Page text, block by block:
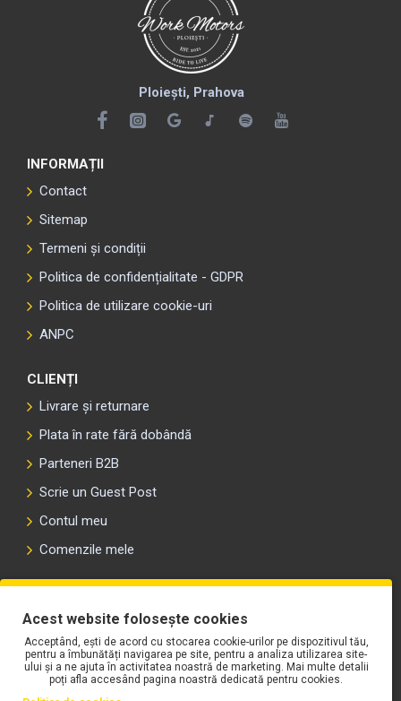
Ploiești, Prahova
INFORMAȚII
Contact
Sitemap
Termeni și condiții
Politica de confidențialitate - GDPR
Politica de utilizare cookie-uri
ANPC
CLIENȚI
Livrare și returnare
Plata în rate fără dobândă
Parteneri B2B
Scrie un Guest Post
Contul meu
Comenzile mele
Acest website folosește cookies
Acceptând, ești de acord cu stocarea cookie-urilor pe dispozitivul tău,
pentru a îmbunătăți navigarea pe site, pentru a analiza utilizarea site-
ului și a ne ajuta în activitatea noastră de marketing. Mai multe detalii
poți afla accesând pagina noastră dedicată pentru cookies.